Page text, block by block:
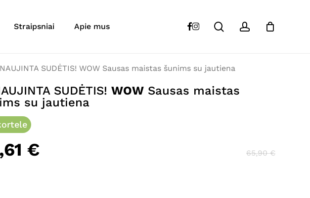
Straipsniai Apie mus facebook
instagram searchaccount
SUDĖTIS! WOW Sausas maistas šunims su jautiena
SUDĖTIS! WOW Sausas maistas
su jautiena
€ 65,90€
Būkite pirmas aprašęs “ATNAUJINTA SUDĖTIS! WOW
Sausas
El. pašto adresas nebus skelbiamas.
atsiliepimas *